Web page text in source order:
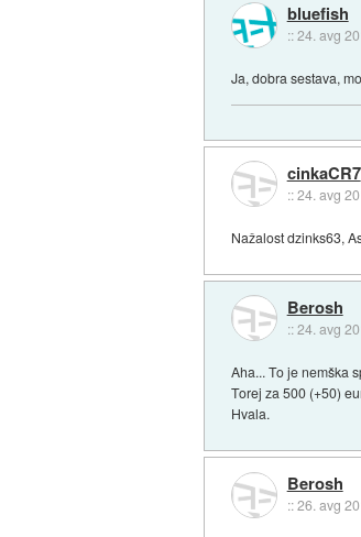
bluefish
::24. avg
Ja, dobra sestava,
cinkaCR7
::24. avg
Nažalost dzinks63,
Berosh
::24. avg
Aha... To je nemška
Torej za 500 (+50)
Hvala.
Berosh
::26. avg